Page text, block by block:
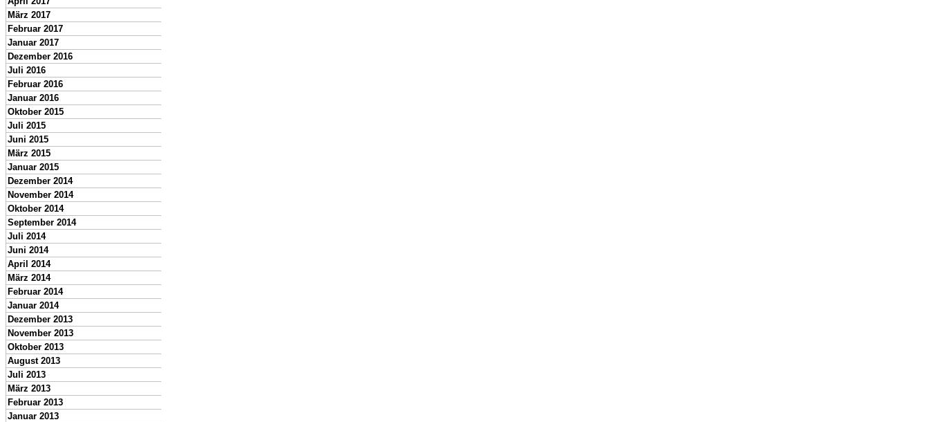
März 2017
Februar 2017
Januar 2017
Dezember 2016
Juli 2016
Februar 2016
Januar 2016
Oktober 2015
Juli 2015
Juni 2015
März 2015
Januar 2015
Dezember 2014
November 2014
Oktober 2014
September 2014
Juli 2014
Juni 2014
April 2014
März 2014
Februar 2014
Januar 2014
Dezember 2013
November 2013
Oktober 2013
August 2013
Juli 2013
März 2013
Februar 2013
Januar 2013